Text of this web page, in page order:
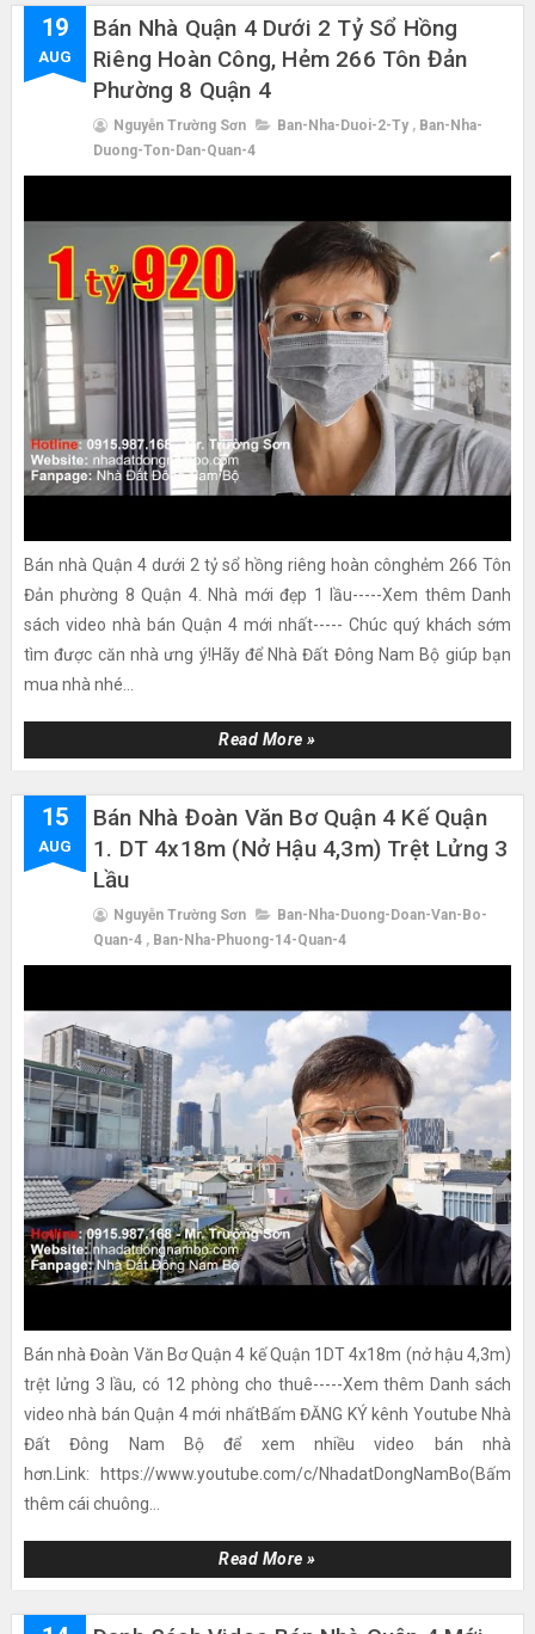
19
AUG
Bán Nhà Quận 4 Dưới 2 Tỷ Sổ Hồng
Riêng Hoàn Công, Hẻm 266 Tôn Đản
Phường 8 Quận 4
Nguyễn Trường Sơn Ban-Nha-Duoi-2-Ty , Ban-Nha-
Duong-Ton-Dan-Quan-4
Bán nhà Quận 4 dưới 2 tỷ sổ hồng riêng hoàn cônghẻm 266 Tôn
Đản phường 8 Quận 4. Nhà mới đẹp 1 lầu-----Xem thêm Danh
sách video nhà bán Quận 4 mới nhất----- Chúc quý khách sớm
tìm được căn nhà ưng ý!Hãy để Nhà Đất Đông Nam Bộ giúp bạn
mua nhà nhé...
Read More »
15
AUG
Bán Nhà Đoàn Văn Bơ Quận 4 Kế Quận
1. DT 4x18m (nở Hậu 4,3m) Trệt Lửng 3
Lầu
Nguyễn Trường Sơn
Ban-Nha-Duong-Doan-Van-Bo-
Quan-4 , Ban-Nha-Phuong-14-Quan-4
Bán nhà Đoàn Văn Bơ Quận 4 kế Quận 1DT 4x18m (nở hậu 4,3m)
trệt lửng 3 lầu, có 12 phòng cho thuê-----Xem thêm Danh sách
video nhà bán Quận 4 mới nhấtBấm ĐĂNG KÝ kênh Youtube Nhà
Đất Đông Nam Bộ để xem nhiều video bán nhà
hơn.Link: https://www.youtube.com/c/NhadatDongNamBo(Bấm
thêm cái chuông...
Read More »